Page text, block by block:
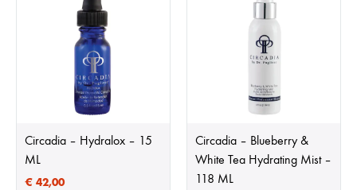
Circadia – Hydralox – 15
ML
€ 42,00
Circadia – Blueberry &
White Tea Hydrating Mist –
118 ML